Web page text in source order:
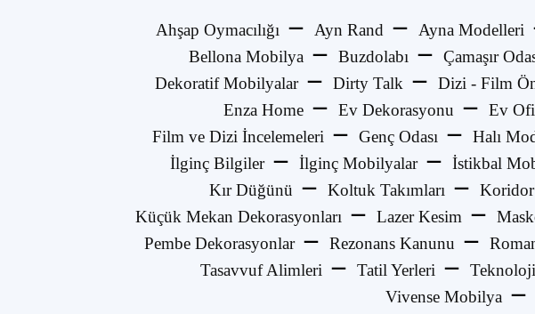
Ahşap Oymacılığı Ayn Rand Ayna Modelleri
Bellona Mobilya
Buzdolabı Çamaşır
Dekoratif Mobilyalar
Dirty Talk Dizi - Film
Enza Home
Ev Dekorasyonu Ev
Film ve Dizi İncelemeleri
Genç Odası Halı
İlginç Bilgiler
İlginç Mobilyalar İstikbal
Kır Düğünü
Koltuk Takımları Koridor
Küçük Mekan Dekorasyonları
Lazer Kesim
Pembe Dekorasyonlar
Rezonans Kanunu
Tasavvuf Alimleri
Tatil Yerleri
Vivense Mobilya